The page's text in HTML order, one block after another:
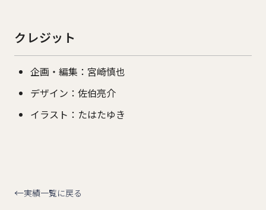
クレジット
企画・編集：宮崎慎也
デザイン：佐伯亮介
イラスト：たはたゆき
実績一覧に戻る